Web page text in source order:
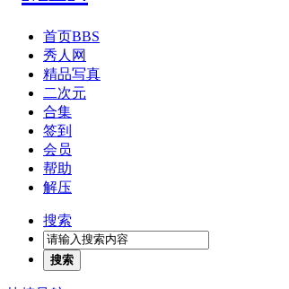
首页BBS
秀人网
精品写真
二次元
合集
签到
会员
帮助
解压
搜索
搜索